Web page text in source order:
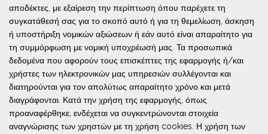
αποδέκτες, με εξαίρεση την περίπτωση όπου παρέχετε τη
συγκατάθεσή σας για το σκοπό αυτό ή για τη θεμελίωση, άσκηση
ή υποστήριξη νομικών αξιώσεων ή εάν αυτό είναι απαραίτητο για
τη συμμόρφωση με νομική υποχρέωσή μας. Τα προσωπικά
δεδομένα που αφορούν τους επισκέπτες της εφαρμογής ή/και
χρήστες των ηλεκτρονικών μας υπηρεσιών συλλέγονται και
διατηρούνται για τον απολύτως απαραίτητο χρόνο και μετά
διαγράφονται. Κατά την χρήση της εφαρμογής, όπως
προαναφέρθηκε, ενδέχεται να συγκεντρώνονται στοιχεία
αναγνώρισης των χρηστών με τη χρήση cookies. Η χρήση των